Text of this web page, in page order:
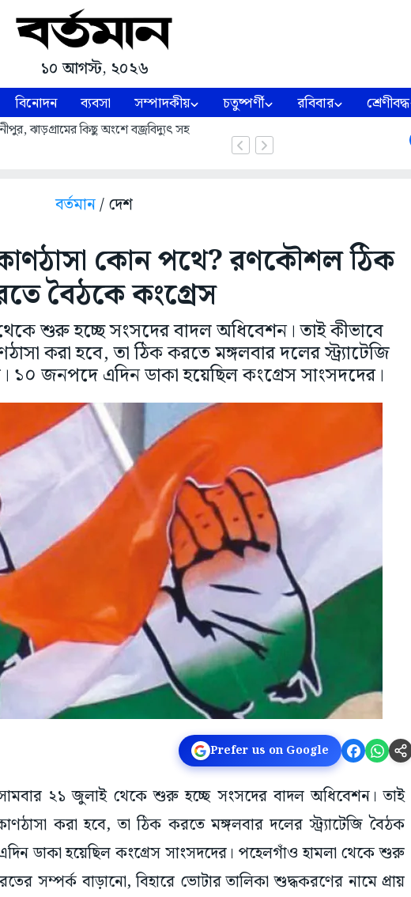
১০ আগস্ট, ২০২৬
বিনোদন ব্যবসা সম্পাদকীয় চতুষ্পর্ণী রবিবার শ্রেণীবদ্ধ
ঝাড়গ্রামের কিছু অংশে বজ্রবিদ্যুৎ সহ
বর্তমান/ দেশ
কোন পথে? রণকৌশল ঠিক
বৈঠকে কংগ্রেস
শুরু হচ্ছে সংসদের বাদল অধিবেশন। তাই কীভাবে
করা হবে, তা ঠিক করতে মঙ্গলবার দলের স্ট্র্যাটেজি
১০ জনপদে এদিন ডাকা হয়েছিল কংগ্রেস সাংসদদের।
Prefer us on Google
সোমবার ২১ জুলাই থেকে শুরু হচ্ছে সংসদের বাদল অধিবেশন। তাই
করা হবে, তা ঠিক করতে মঙ্গলবার দলের স্ট্র্যাটেজি বৈঠক
ডাকা হয়েছিল কংগ্রেস সাংসদদের। পহেলগাঁও হামলা থেকে শুরু
সম্পর্ক বাড়ানো, বিহারে ভোটার তালিকা শুদ্ধকরণের নামে প্রায়